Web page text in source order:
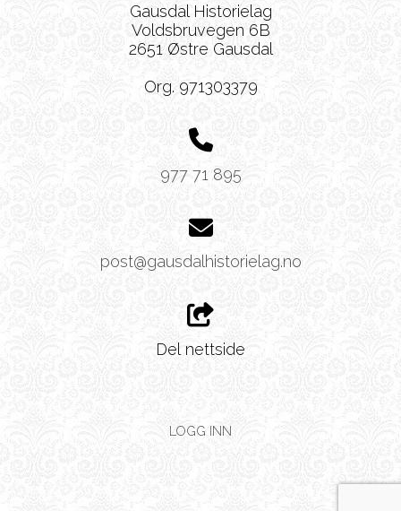
Gausdal Historielag
Voldsbruvegen 6B
2651 Østre Gausdal
Org. 971303379
977 71 895
post@gausdalhistorielag.no
Del nettside
LOGG INN